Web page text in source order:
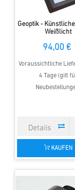
Geoptik -
Weißlicht
94,00 €
Voraussichtliche
4 Tage (gilt
KAUFEN